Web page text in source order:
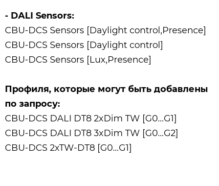
- DALI Sensors:
CBU-DCS Sensors [Daylight control,Presence]
CBU-DCS Sensors [Daylight control]
CBU-DCS Sensors [Lux,Presence]
Профиля, которые могут быть добавлены
по запросу:
CBU-DCS DALI DT8 2xDim TW [G0...G1]
CBU-DCS DALI DT8 3xDim TW [G0...G2]
CBU-DCS 2xTW-DT8 [G0...G1]